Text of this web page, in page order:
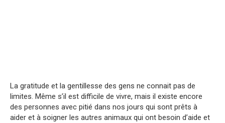
La gratitude et la gentillesse des gens ne connait pas de
limites. Même s’il est difficile de vivre, mais il existe encore
des personnes avec pitié dans nos jours qui sont prêts à
aider et à soigner les autres animaux qui ont besoin d’aide et